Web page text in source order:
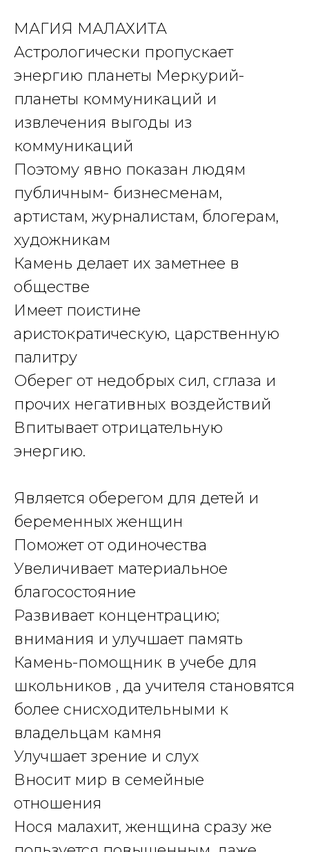
МАГИЯ МАЛАХИТА
Астрологически пропускает
энергию планеты Меркурий-
планеты коммуникаций и
извлечения выгоды из
коммуникаций
Поэтому явно показан людям
публичным- бизнесменам,
артистам, журналистам, блогерам,
художникам
Камень делает их заметнее в
обществе
Имеет поистине
аристократическую, царственную
палитру
Оберег от недобрых сил, сглаза и
прочих негативных воздействий
Впитывает отрицательную
энергию.
Является оберегом для детей и
беременных женщин
Поможет от одиночества
Увеличивает материальное
благосостояние
Развивает концентрацию;
внимания и улучшает память
Камень-помощник в учебе для
школьников , да учителя становятся
более снисходительными к
владельцам камня
Улучшает зрение и слух
Вносит мир в семейные
отношения
Нося малахит, женщина сразу же